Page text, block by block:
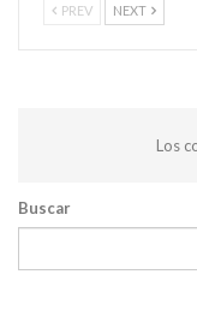
PREV NEXT
Los
Buscar